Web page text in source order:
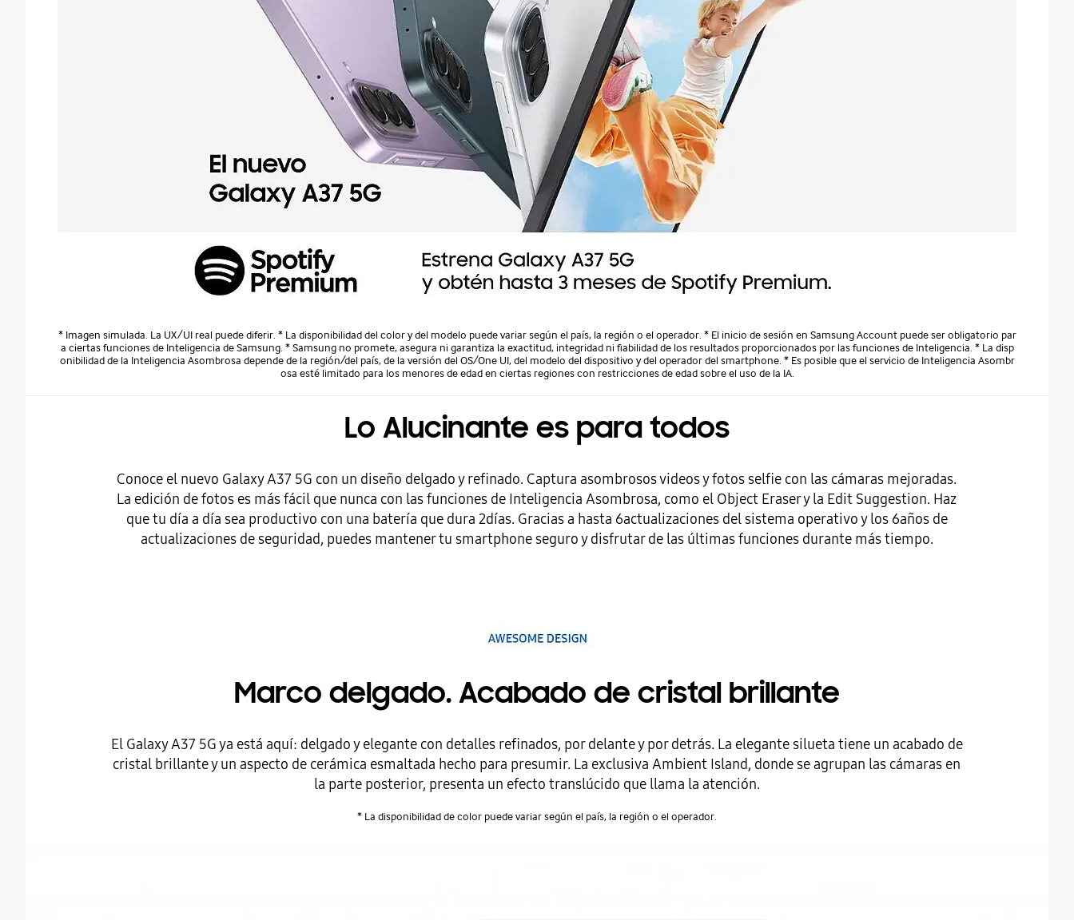
* Imagen simulada. La UX/UI real puede diferir. * La disponibilidad del color y del modelo puede variar según el país, la región o el operador. * El inicio de sesión en Samsung Account puede ser obligatorio par
a ciertas funciones de Inteligencia de Samsung. * Samsung no promete, asegura ni garantiza la exactitud, integridad ni fiabilidad de los resultados proporcionados por las funciones de Inteligencia. * La disp
onibilidad de la Inteligencia Asombrosa depende de la región/del país, de la versión del OS/One UI, del modelo del dispositivo y del operador del smartphone. * Es posible que el servicio de Inteligencia Asombr
osa esté limitado para los menores de edad en ciertas regiones con restricciones de edad sobre el uso de la IA.
Lo Alucinante es para todos
Conoce el nuevo Galaxy A37 5G con un diseño delgado y refinado. Captura asombrosos videos y fotos selfie con las cámaras mejoradas.
La edición de fotos es más fácil que nunca con las funciones de Inteligencia Asombrosa, como el Object Eraser y la Edit Suggestion. Haz
que tu día a día sea productivo con una batería que dura 2días. Gracias a hasta 6actualizaciones del sistema operativo y los 6años de
actualizaciones de seguridad, puedes mantener tu smartphone seguro y disfrutar de las últimas funciones durante más tiempo.
Marco delgado. Acabado de cristal brillante
El Galaxy A37 5G ya está aquí: delgado y elegante con detalles refinados, por delante y por detrás. La elegante silueta tiene un acabado de
cristal brillante y un aspecto de cerámica esmaltada hecho para presumir. La exclusiva Ambient Island, donde se agrupan las cámaras en
la parte posterior, presenta un efecto translúcido que llama la atención.
* La disponibilidad de color puede variar según el país, la región o el operador.